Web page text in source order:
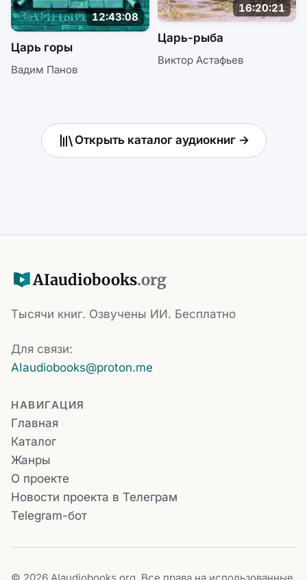
12:43:08
Царь горы
Вадим Панов
16:20:21
Царь-рыба
Виктор Астафьев
Открыть каталог аудиокниг →
AIaudiobooks.org
Тысячи книг. Озвучены ИИ. Бесплатно
Для связи:
AIaudiobooks@proton.me
НАВИГАЦИЯ
Главная
Каталог
Жанры
О проекте
Новости проекта в Телеграм
Telegram-бот